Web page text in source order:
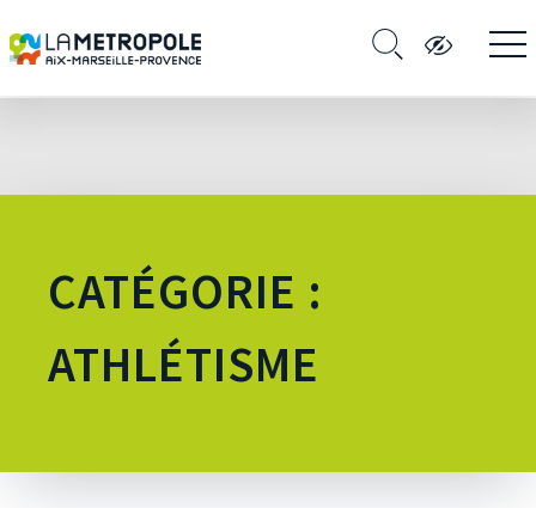
CATÉGORIE :
ATHLÉTISME